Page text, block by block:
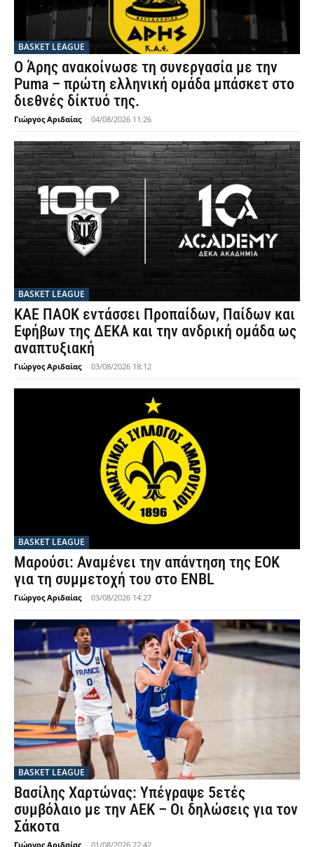
BASKET LEAGUE
Ο Άρης ανακοίνωσε τη συνεργασία με την
Puma – πρώτη ελληνική ομάδα μπάσκετ στο
διεθνές δίκτυό της.
Γιώργος Αριδαίας - 04/08/2026 11:26
BASKET LEAGUE
ΚΑΕ ΠΑΟΚ εντάσσει Προπαίδων, Παίδων και
Εφήβων της ΔΕΚΑ και την ανδρική ομάδα ως
αναπτυξιακή
Γιώργος Αριδαίας - 03/08/2026 18:12
BASKET LEAGUE
Μαρούσι: Αναμένει την απάντηση της ΕΟΚ
για τη συμμετοχή του στο ENBL
Γιώργος Αριδαίας - 03/08/2026 14:27
BASKET LEAGUE
Βασίλης Χαρτώνας: Υπέγραψε 5ετές
συμβόλαιο με την ΑΕΚ – Οι δηλώσεις για τον
Σάκοτα
Γιώργος Αριδαίας - 01/08/2026 22:42